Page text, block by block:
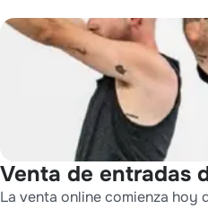
Venta de entradas
La venta online comienza hoy